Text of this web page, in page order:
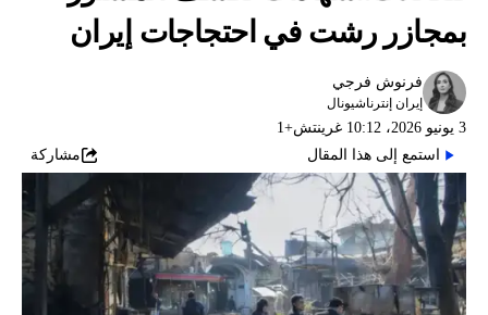
بمجازر رشت في احتجاجات إيران
فرنوش فرجي
إيران إنترناشيونال
3 يونيو 2026، 10:12 غرينتش+1
استمع إلى هذا المقال
مشاركة